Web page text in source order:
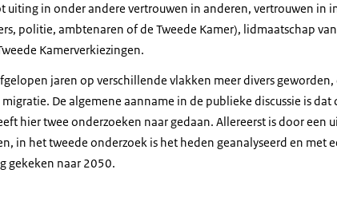
uiting in onder andere vertrouwen in anderen, vertrouwen in
politie, ambtenaren of de Tweede Kamer), lidmaatschap
Kamerverkiezingen.
jaren op verschillende vlakken meer divers geworden,
De algemene aanname in de publieke discussie is
hier twee onderzoeken naar gedaan. Allereerst is door een
in het tweede onderzoek is het heden geanalyseerd en met
gekeken naar 2050.